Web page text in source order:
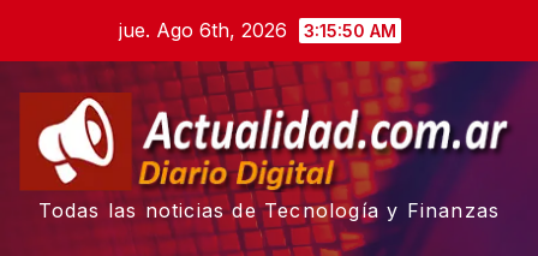
content
jue. Ago 6th, 2026 3:15:51 AM
Todas las noticias de Tecnología y Finanzas